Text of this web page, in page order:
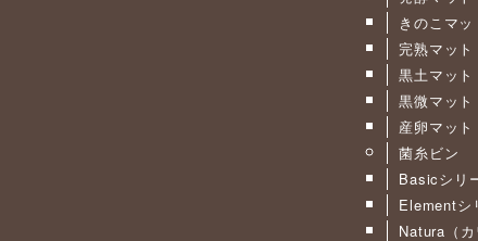
きのこマッ
完熟マット
黒土マット
黒微マット
産卵マット
菌糸ビン
Basicシリ
Elementシ
Natura（カ